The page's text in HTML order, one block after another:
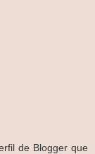
de Blogger que